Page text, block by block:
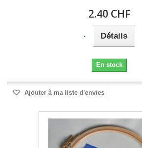
2.40 CHF
Détails
En stock
Ajouter à ma liste d'envies